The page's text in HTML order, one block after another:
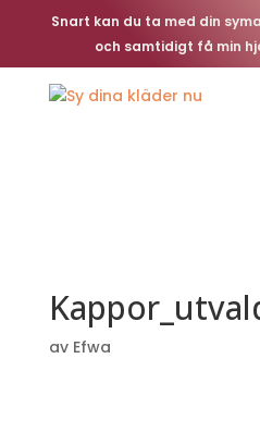
Snart kan du ta med din
och samtidigt få min
av Efwa